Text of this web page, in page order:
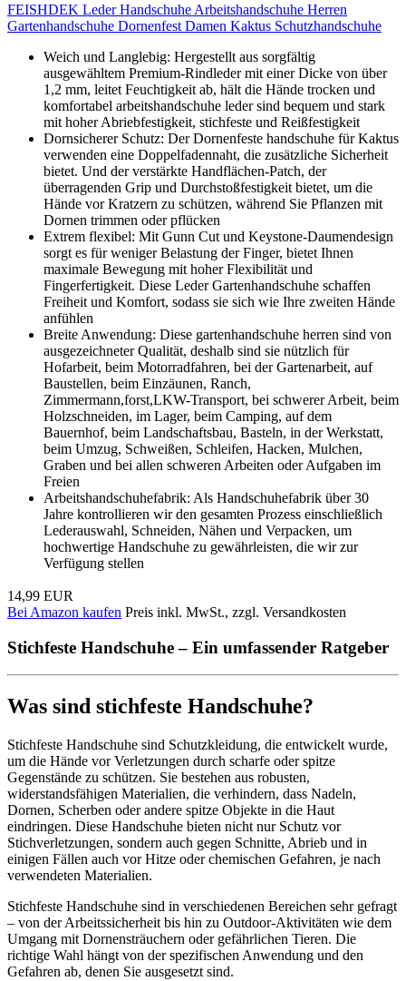
FEISHDEK Leder Handschuhe Arbeitshandschuhe Herren
Gartenhandschuhe Dornenfest Damen Kaktus Schutzhandschuhe
Weich und Langlebig: Hergestellt aus sorgfältig
ausgewähltem Premium-Rindleder mit einer Dicke von über
1,2 mm, leitet Feuchtigkeit ab, hält die Hände trocken und
komfortabel arbeitshandschuhe leder sind bequem und stark
mit hoher Abriebfestigkeit, stichfeste und Reißfestigkeit
Dornsicherer Schutz: Der Dornenfeste handschuhe für Kaktus
verwenden eine Doppelfadennaht, die zusätzliche Sicherheit
bietet. Und der verstärkte Handflächen-Patch, der
überragenden Grip und Durchstoßfestigkeit bietet, um die
Hände vor Kratzern zu schützen, während Sie Pflanzen mit
Dornen trimmen oder pflücken
Extrem flexibel: Mit Gunn Cut und Keystone-Daumendesign
sorgt es für weniger Belastung der Finger, bietet Ihnen
maximale Bewegung mit hoher Flexibilität und
Fingerfertigkeit. Diese Leder Gartenhandschuhe schaffen
Freiheit und Komfort, sodass sie sich wie Ihre zweiten Hände
anfühlen
Breite Anwendung: Diese gartenhandschuhe herren sind von
ausgezeichneter Qualität, deshalb sind sie nützlich für
Hofarbeit, beim Motorradfahren, bei der Gartenarbeit, auf
Baustellen, beim Einzäunen, Ranch,
Zimmermann,forst,LKW-Transport, bei schwerer Arbeit, beim
Holzschneiden, im Lager, beim Camping, auf dem
Bauernhof, beim Landschaftsbau, Basteln, in der Werkstatt,
beim Umzug, Schweißen, Schleifen, Hacken, Mulchen,
Graben und bei allen schweren Arbeiten oder Aufgaben im
Freien
Arbeitshandschuhefabrik: Als Handschuhefabrik über 30
Jahre kontrollieren wir den gesamten Prozess einschließlich
Lederauswahl, Schneiden, Nähen und Verpacken, um
hochwertige Handschuhe zu gewährleisten, die wir zur
Verfügung stellen
14,99 EUR
Bei Amazon kaufen Preis inkl. MwSt., zzgl. Versandkosten
Stichfeste Handschuhe – Ein umfassender Ratgeber
Was sind stichfeste Handschuhe?
Stichfeste Handschuhe sind Schutzkleidung, die entwickelt wurde,
um die Hände vor Verletzungen durch scharfe oder spitze
Gegenstände zu schützen. Sie bestehen aus robusten,
widerstandsfähigen Materialien, die verhindern, dass Nadeln,
Dornen, Scherben oder andere spitze Objekte in die Haut
eindringen. Diese Handschuhe bieten nicht nur Schutz vor
Stichverletzungen, sondern auch gegen Schnitte, Abrieb und in
einigen Fällen auch vor Hitze oder chemischen Gefahren, je nach
verwendeten Materialien.
Stichfeste Handschuhe sind in verschiedenen Bereichen sehr gefragt
– von der Arbeitssicherheit bis hin zu Outdoor-Aktivitäten wie dem
Umgang mit Dornensträuchern oder gefährlichen Tieren. Die
richtige Wahl hängt von der spezifischen Anwendung und den
Gefahren ab, denen Sie ausgesetzt sind.